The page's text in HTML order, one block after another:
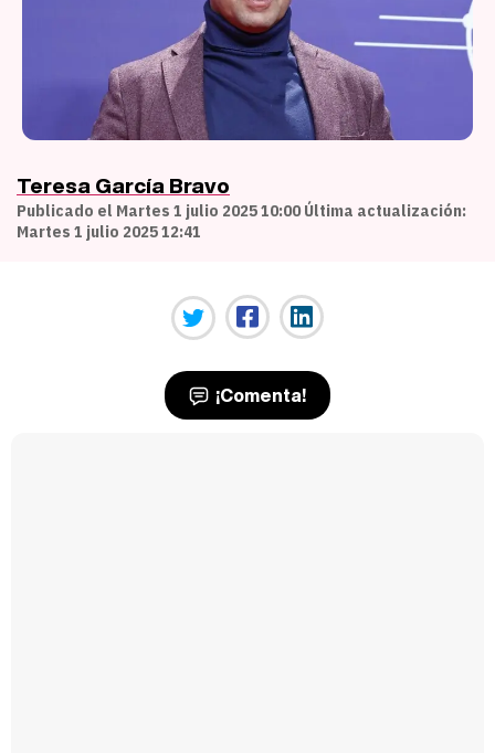
Teresa García Bravo
Publicado el Martes 1 julio 2025 10:00 Última actualización:
Martes 1 julio 2025 12:41
¡Comenta!